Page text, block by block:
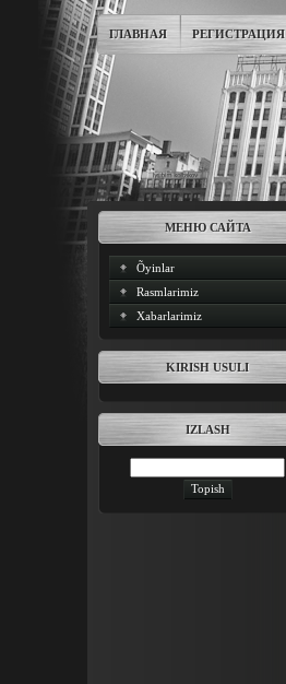
ГЛАВНАЯ РЕГИСТРАЦИЯ
МЕНЮ САЙТА
Õyinlar
Rasmlarimiz
Xabarlarimiz
KIRISH USULI
IZLASH